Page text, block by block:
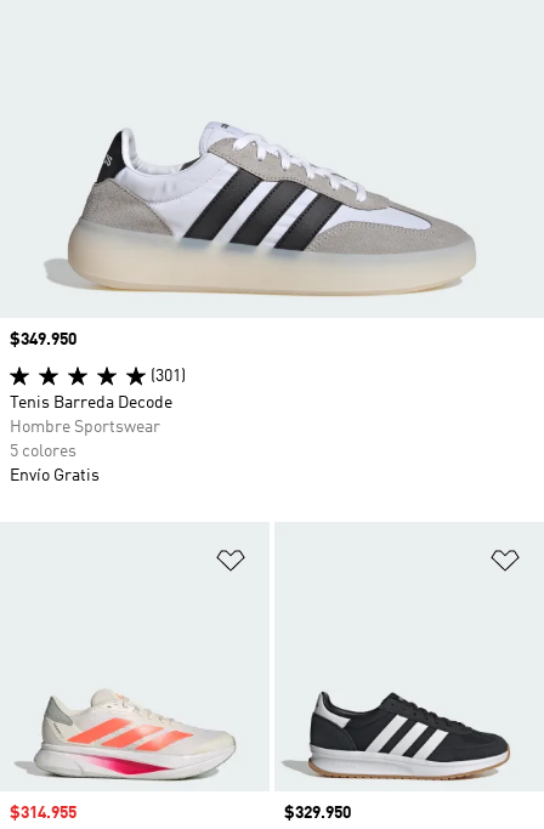
Precio de venta
$314.955 Precio
$329.950
Precio
$349.950
(301)
Tenis Barreda Decode
Hombre Sportswear
5 colores
Envío Gratis